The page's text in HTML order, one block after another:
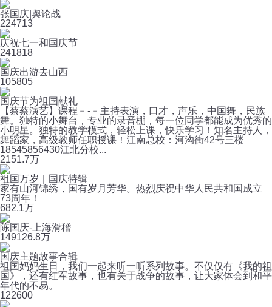
张国庆|舆论战
224713
庆祝七一和国庆节
241818
国庆出游去山西
105805
国庆节为祖国献礼
【蔡蔡演艺】课程﹣-﹣主持表演，口才，声乐，中国舞，民族
舞。独特的小舞台，专业的录音棚，每一位同学都能成为优秀的
小明星。独特的教学模式，轻松上课，快乐学习！知名主持人，
舞蹈家，高级教师任职授课！江南总校：河沟街42号三楼
18545856430江北分校...
2151.7万
祖国万岁｜国庆特辑
家有山河锦绣，国有岁月芳华。热烈庆祝中华人民共和国成立
73周年！
682.1万
陈国庆-上海滑稽
149126.8万
国庆主题故事合辑
祖国妈妈生日，我们一起来听一听系列故事。不仅仅有《我的祖
国》，还有红军故事，也有关于战争的故事，让大家体会到和平
年代的不易。
122600